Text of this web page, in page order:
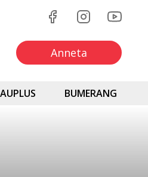
Anneta
BUMERANG